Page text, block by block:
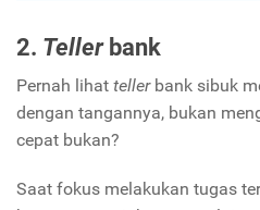
2. Tellerbank
Pernah lihat tellerbank sibuk
dengan tangannya, bukan
cepat bukan?
Saat fokus melakukan tugas